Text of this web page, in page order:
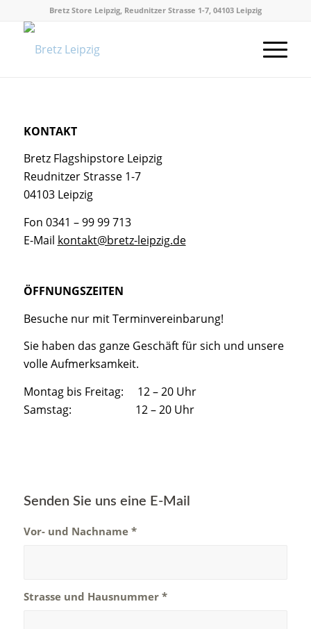
Bretz Store Leipzig, Reudnitzer Strasse 1-7, 04103 Leipzig
KONTAKT
Bretz Flagshipstore Leipzig
Reudnitzer Strasse 1-7
04103 Leipzig
Fon 0341 – 99 99 713
E-Mail kontakt@bretz-leipzig.de
ÖFFNUNGSZEITEN
Besuche nur mit Terminvereinbarung!
Sie haben das ganze Geschäft für sich und unsere
volle Aufmerksamkeit.
Montag bis Freitag: 12 – 20 Uhr
Samstag: 12 – 20 Uhr
Senden Sie uns eine E-Mail
Vor- und Nachname *
Strasse und Hausnummer *